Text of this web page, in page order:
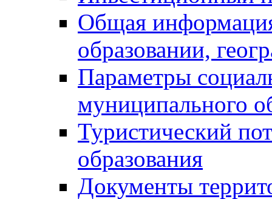
Общая
образовании,
Параметры
муниципального
Туристический
образования
Документы